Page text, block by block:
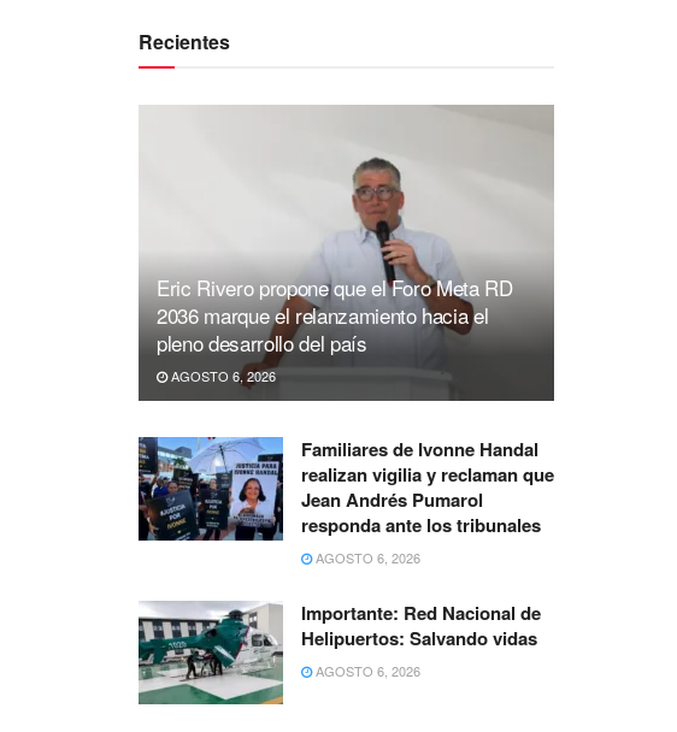
Recientes
Eric Rivero propone que el Foro Meta RD
2036 marque el relanzamiento hacia el
pleno desarrollo del país
AGOSTO 6, 2026
Familiares de Ivonne Handal
realizan vigilia y reclaman que
Jean Andrés Pumarol
responda ante los tribunales
AGOSTO 6, 2026
Importante: Red Nacional de
Helipuertos: Salvando vidas
AGOSTO 6, 2026